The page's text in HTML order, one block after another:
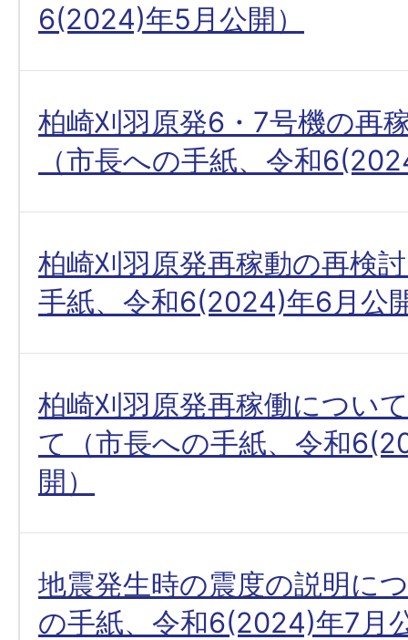
6(2024)年5月公開）
柏崎刈羽原発6・7号機の再
（市長への手紙、令和
柏崎刈羽原発再稼動の再検
手紙、令和6(2024)年6月公
柏崎刈羽原発再稼働につい
て（市長への手紙、令和
開）
地震発生時の震度の説明に
の手紙、令和6(2024)年7月